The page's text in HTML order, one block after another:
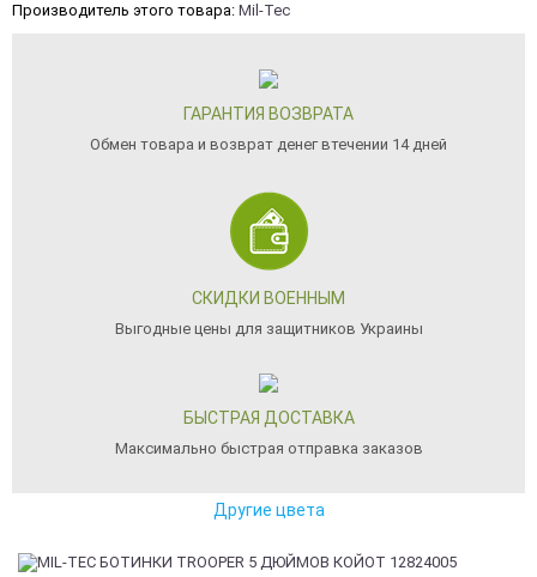
Производитель этого товара: Mil-Tec
ГАРАНТИЯ ВОЗВРАТА
Обмен товара и возврат денег втечении 14 дней
СКИДКИ ВОЕННЫМ
Выгодные цены для защитников Украины
БЫСТРАЯ ДОСТАВКА
Максимально быстрая отправка заказов
Другие цвета